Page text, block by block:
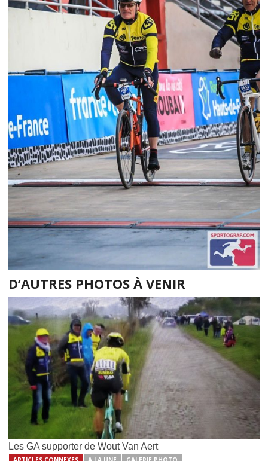
D’AUTRES PHOTOS À VENIR
Les GA supporter de Wout Van Aert